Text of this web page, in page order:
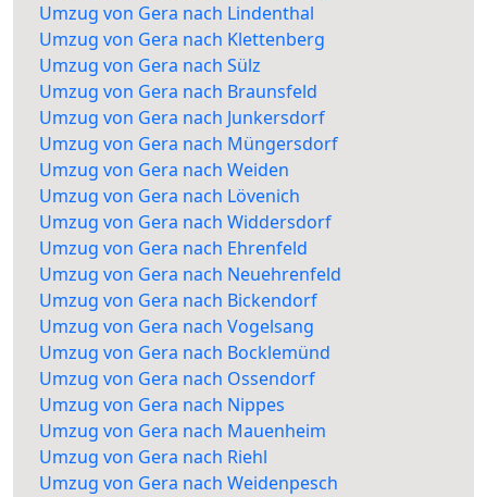
Umzug von Gera nach Lindenthal
Umzug von Gera nach Klettenberg
Umzug von Gera nach Sülz
Umzug von Gera nach Braunsfeld
Umzug von Gera nach Junkersdorf
Umzug von Gera nach Müngersdorf
Umzug von Gera nach Weiden
Umzug von Gera nach Lövenich
Umzug von Gera nach Widdersdorf
Umzug von Gera nach Ehrenfeld
Umzug von Gera nach Neuehrenfeld
Umzug von Gera nach Bickendorf
Umzug von Gera nach Vogelsang
Umzug von Gera nach Bocklemünd
Umzug von Gera nach Ossendorf
Umzug von Gera nach Nippes
Umzug von Gera nach Mauenheim
Umzug von Gera nach Riehl
Umzug von Gera nach Weidenpesch